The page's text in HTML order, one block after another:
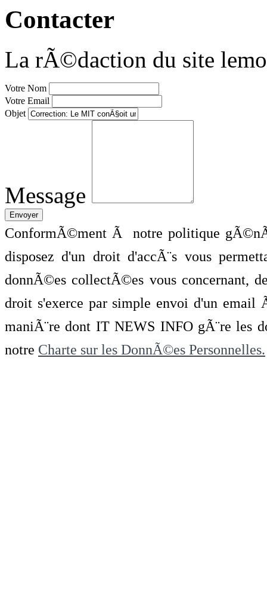
Contacter
La rÃ©daction du site
Votre Nom
Votre Email
Objet
Message
ConformÃ©ment Ã notre politique
disposez d'un droit d'accÃ¨s vous
donnÃ©es collectÃ©es vous concernant,
droit s'exerce par simple envoi d'un
maniÃ¨re dont IT NEWS INFO gÃ¨re les
notre Charte sur les DonnÃ©es Personnelles.